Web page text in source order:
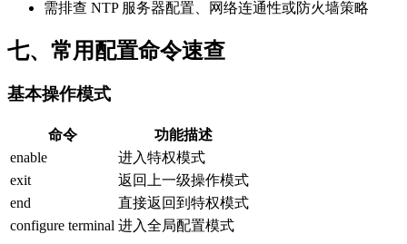
需排查 NTP 服务器配置、网络连通性或防火墙策略
七、常用配置命令速查
基本操作模式
命令
功能描述
enable
进入特权模式
exit
返回上一级操作模式
end
直接返回到特权模式
configure terminal 进入全局配置模式